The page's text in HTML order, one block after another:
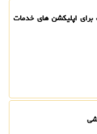
برای اپلیکشن های خدمات